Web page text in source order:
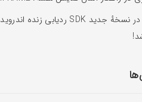
در
نسخهٔ جدید SDK ردیابی زنده اندروید